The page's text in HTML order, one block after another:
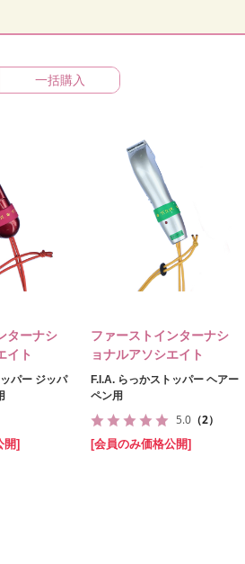
一括購入
ターナシ
イト
パー ジッパ
開]
ファーストインターナシ
ョナルアソシエイト
F.I.A. らっかストッパー ヘアー
ペン用
5.0 （2）
[会員のみ価格公開]